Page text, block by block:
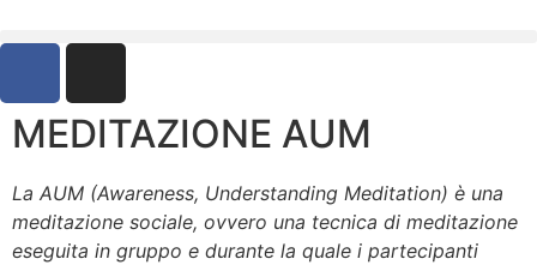
MEDITAZIONE AUM
La AUM (Awareness, Understanding Meditation) è una
meditazione sociale, ovvero una tecnica di meditazione
eseguita in gruppo e durante la quale i partecipanti